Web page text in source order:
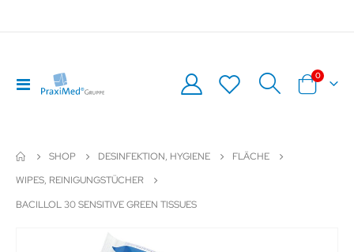
Navigation
umschalten
Warenkorb
0Artikel
SHOP DESINFEKTION, HYGIENE
FLÄCHE
WIPES, REINIGUNGSTÜCHER
BACILLOL 30 SENSITIVE GREEN TISSUES